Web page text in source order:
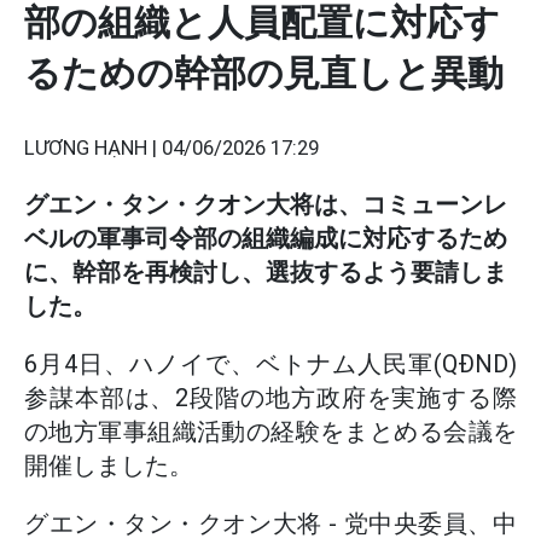
部の組織と人員配置に対応す
るための幹部の見直しと異動
LƯƠNG HẠNH | 04/06/2026 17:29
グエン・タン・クオン大将は、コミューンレ
ベルの軍事司令部の組織編成に対応するため
に、幹部を再検討し、選抜するよう要請しま
した。
6月4日、ハノイで、ベトナム人民軍(QĐND)
参謀本部は、2段階の地方政府を実施する際
の地方軍事組織活動の経験をまとめる会議を
開催しました。
グエン・タン・クオン大将 - 党中央委員、中